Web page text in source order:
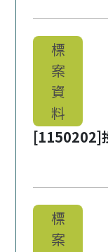
標
案
資
料
[1150202]
標
案